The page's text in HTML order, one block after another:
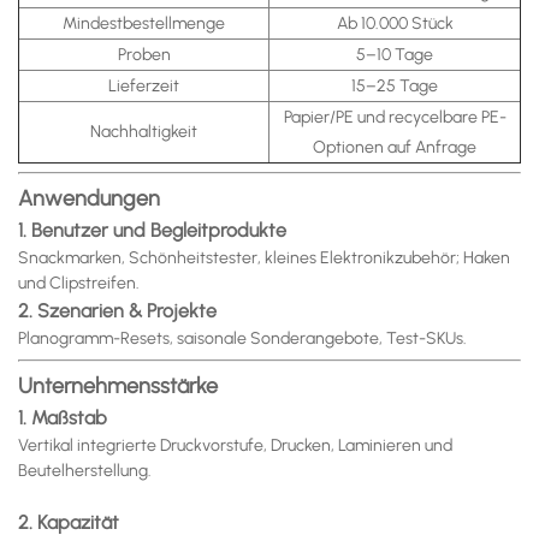
Mindestbestellmenge
Ab 10.000 Stück
Proben
5–10 Tage
Lieferzeit
15–25 Tage
Nachhaltigkeit
Papier/PE und recycelbare PE-
Optionen auf Anfrage
Anwendungen
1. Benutzer und Begleitprodukte
Snackmarken, Schönheitstester, kleines Elektronikzubehör; Haken
und Clipstreifen.
2. Szenarien & Projekte
Planogramm-Resets, saisonale Sonderangebote, Test-SKUs.
Unternehmensstärke
1. Maßstab
Vertikal integrierte Druckvorstufe, Drucken, Laminieren und
Beutelherstellung.
2. Kapazität